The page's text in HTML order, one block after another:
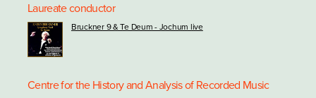
Laureate conductor
Bruckner 9 & Te Deum - Jochum live
Centre for the History and Analysis of Recorded Music